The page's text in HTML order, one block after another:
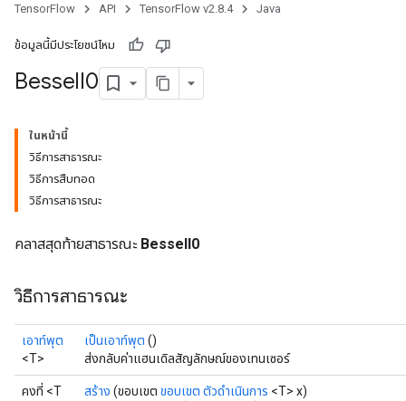
TensorFlow API TensorFlow v2.8.4 Java
ข้อมูลนี้มีประโยชน์ไหม
BesselI0
ในหน้านี้
วิธีการสาธารณะ
วิธีการสืบทอด
วิธีการสาธารณะ
คลาสสุดท้ายสาธารณะ BesselI0
วิธีการสาธารณะ
เอาท์พุต
<T>
เป็นเอาท์พุต ()
ส่งกลับค่าแฮนเดิลสัญลักษณ์ของเทนเซอร์
คงที่ <T
สร้าง (ขอบเขต ขอบเขต ตัวดำเนินการ <T> x)